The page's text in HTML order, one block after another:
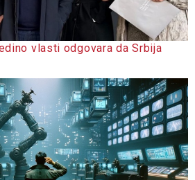
vlasti odgovara da Srbija